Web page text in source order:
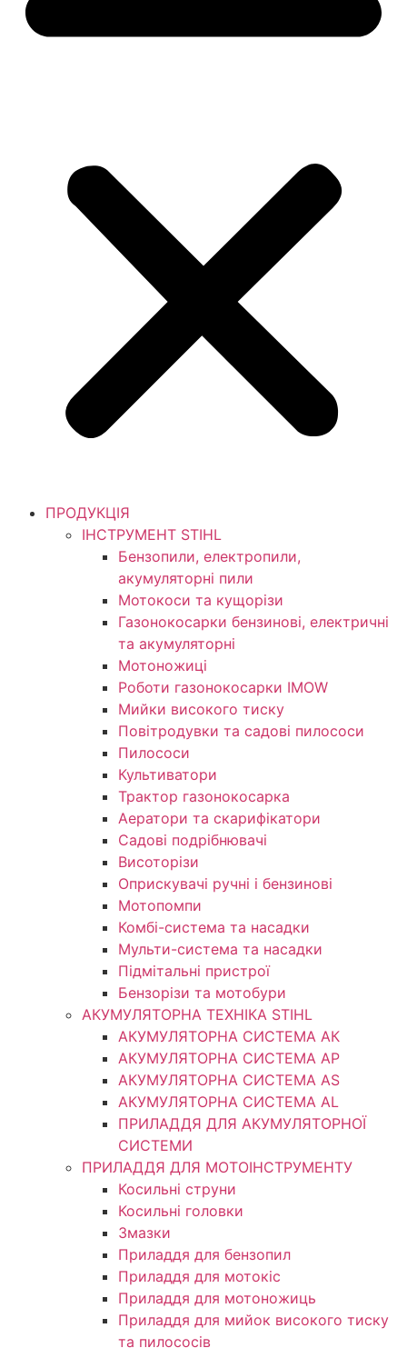
ПРОДУКЦІЯ
ІНСТРУМЕНТ STIHL
Бензопили, електропили,
акумуляторні пили
Мотокоси та кущорізи
Газонокосарки бензинові, електричні
та акумуляторні
Мотоножиці
Роботи газонокосарки IMOW
Мийки високого тиску
Повітродувки та садові пилососи
Пилососи
Культиватори
Трактор газонокосарка
Аератори та скарифікатори
Садові подрібнювачі
Висоторізи
Оприскувачі ручні і бензинові
Мотопомпи
Комбі-система та насадки
Мульти-система та насадки
Підмітальні пристрої
Бензорізи та мотобури
АКУМУЛЯТОРНА ТЕХНІКА STIHL
АКУМУЛЯТОРНА СИСТЕМА АК
АКУМУЛЯТОРНА СИСТЕМА АР
АКУМУЛЯТОРНА СИСТЕМА AS
АКУМУЛЯТОРНА СИСТЕМА AL
ПРИЛАДДЯ ДЛЯ АКУМУЛЯТОРНОЇ
СИСТЕМИ
ПРИЛАДДЯ ДЛЯ МОТОІНСТРУМЕНТУ
Косильні струни
Косильні головки
Змазки
Приладдя для бензопил
Приладдя для мотокіс
Приладдя для мотоножиць
Приладдя для мийок високого тиску
та пилососів